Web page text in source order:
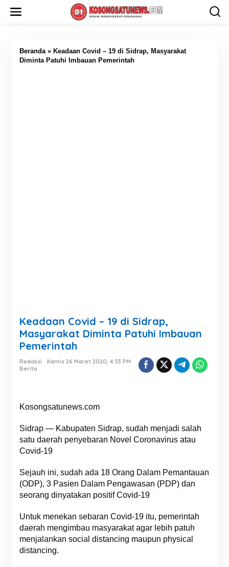
Beranda» Keadaan Covid – 19 di Sidrap, Masyarakat
Diminta Patuhi Imbauan Pemerintah
Keadaan Covid – 19 di Sidrap,
Masyarakat Diminta Patuhi Imbauan
Pemerintah
Redaksi
Kamis 26 Maret 2020, 4:33 PM
Berita
Kosongsatunews.com
Sidrap — Kabupaten Sidrap, sudah menjadi salah
satu daerah penyebaran Novel Coronavirus atau
Covid-19
Sejauh ini, sudah ada 18 Orang Dalam Pemantauan
(ODP), 3 Pasien Dalam Pengawasan (PDP) dan
seorang dinyatakan positif Covid-19
Untuk menekan sebaran Covid-19 itu, pemerintah
daerah mengimbau masyarakat agar lebih patuh
menjalankan social distancing maupun physical
distancing.